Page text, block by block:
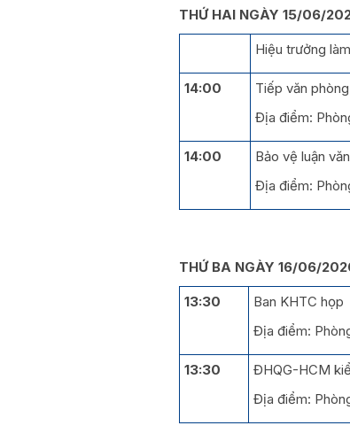
THỨ HAI NGÀY 15/06/
Hiệu trưởng
14:00
Tiếp văn
Địa điểm:
14:00
Bảo vệ luận
Địa điểm:
THỨ BA NGÀY 16/06/
13:30
Ban KHTC họp
Địa điểm: Phòng
13:30
ĐHQG-HCM
Địa điểm: